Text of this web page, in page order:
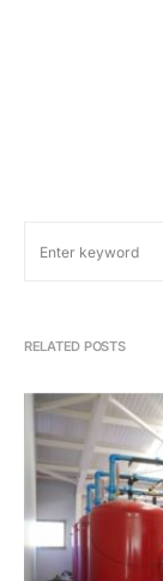
RELATED POSTS